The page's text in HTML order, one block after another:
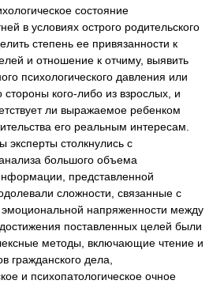
состояние
в условиях острого родительского
степень ее привязанности к
и отношение к отчиму, выявить
психологического давления или
кого-либо из взрослых, и
ли выражаемое ребенком
его реальным интересам.
эксперты столкнулись с
большого объема
представленной
сложности, связанные с
напряженности между
поставленных целей были
методы, включающие чтение и
гражданского дела,
и психопатологическое очное